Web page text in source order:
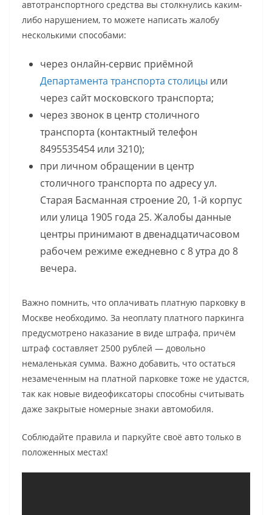
автотранспортного средства вы столкнулись каким-
либо нарушением, то можете написать жалобу
несколькими способами:
через онлайн-сервис приёмной
Департамента транспорта столицы или
через сайт московского транспорта;
через звонок в центр столичного
транспорта (контактный телефон
8495535454 или 3210);
при личном обращении в центр
столичного транспорта по адресу ул.
Старая Басманная строение 20, 1-й корпус
или улица 1905 года 25. Жалобы данные
центры принимают в двенадцатичасовом
рабочем режиме ежедневно с 8 утра до 8
вечера.
Важно помнить, что оплачивать платную парковку в
Москве необходимо. За неоплату платного паркинга
предусмотрено наказание в виде штрафа, причём
штраф составляет 2500 рублей — довольно
немаленькая сумма. Важно добавить, что остаться
незамеченным на платной парковке тоже не удастся,
так как новые видеофиксаторы способны считывать
даже закрытые номерные знаки автомобиля.
Соблюдайте правила и паркуйте своё авто только в
положенных местах!